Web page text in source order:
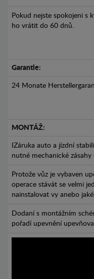
Pokud nejste spokojeni s
ho vrátit do 60 dnů.
Garantie:
24 Monate
MONTÁŽ:
IZáruka auto a jízdní
nutné mechanické
Protože vůz je vybaven
operace stávát se velmi
nainstalovat vy anebo
Dodaní s montážním
pořadí upevnění